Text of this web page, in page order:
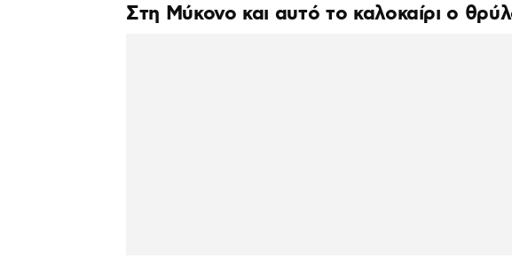
Στη Μύκονο και αυτό το καλοκαίρι ο